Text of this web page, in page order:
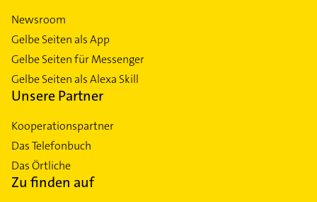
Newsroom
Gelbe Seiten als App
Gelbe Seiten für Messenger
Gelbe Seiten als Alexa Skill
Unsere Partner
Kooperationspartner
Das Telefonbuch
Das Örtliche
Zu finden auf